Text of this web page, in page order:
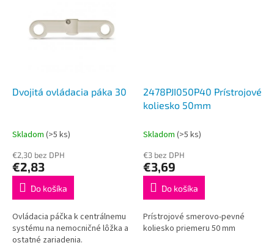
Dvojitá ovládacia páka 30
Skladom (>5 ks)
€2,30 bez DPH
€2,83
Do košíka
Ovládacia páčka k centrálnemu
systému na nemocničné lôžka a
ostatné zariadenia.
2478PJI050P40 Prístrojové
koliesko 50mm
Skladom (>5 ks)
€3 bez DPH
€3,69
Do košíka
Prístrojové smerovo-pevné
koliesko priemeru 50 mm